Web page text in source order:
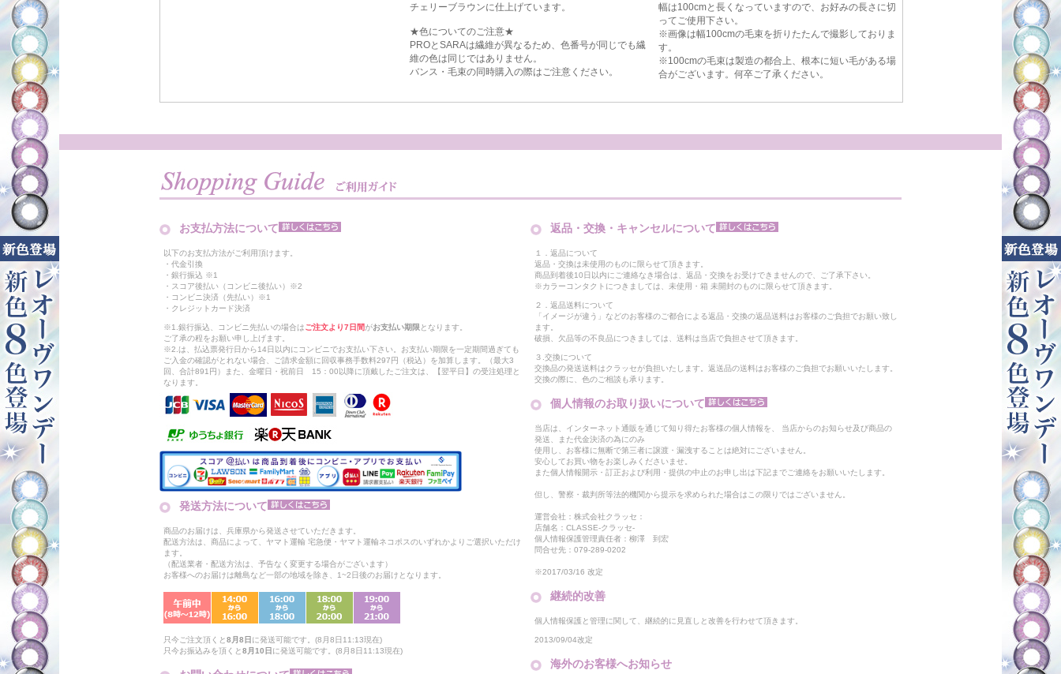
チェリーブラウンに仕上げています。
★色についてのご注意★
PROとSARAは繊維が異なるため、色番号が同じでも繊
維の色は同じではありません。
バンス・毛束の同時購入の際はご注意ください。
幅は100cmと長くなっていますので、お好みの長さに切
ってご使用下さい。
※画像は幅100cmの毛束を折りたたんで撮影しておりま
す。
※100cmの毛束は製造の都合上、根本に短い毛がある場
合がございます。何卒ご了承ください。
お支払方法について
以下のお支払方法がご利用頂けます。
・代金引換
・銀行振込 ※1
・スコア後払い（コンビニ後払い）※2
・コンビニ決済（先払い）※1
・クレジットカード決済
※1.銀行振込、コンビニ先払いの場合はご注文より7日間がお支払い期限 となります。
ご了承の程をお願い申し上げます。
※2.は、払込票発行日から14日以内にコンビニでお支払い下さい。お支払い期限を一定期間過ぎても
ご入金の確認がとれない場合、ご請求金額に回収事務手数料297円（税込）を加算します。（最大3
回、合計891円）また、金曜日・祝前日 15：00以降に頂戴したご注文は、【翌平日】の受注処理と
なります。
発送方法について
商品のお届けは、兵庫県から発送させていただきます。
配送方法は、商品によって、ヤマト運輸 宅急便・ヤマト運輸ネコポスのいずれかよりご選択いただけ
ます。
（配送業者・配送方法は、予告なく変更する場合がございます）
お客様へのお届けは離島など一部の地域を除き、1~2日後のお届けとなります。
只今ご注文頂くと8月8日 に発送可能です。(8月8日11:13現在)
只今お振込みを頂くと8月10日 に発送可能です。(8月8日11:13現在)
返品・交換・キャンセルについて
１．返品について
返品・交換は未使用のものに限らせて頂きます。
商品到着後10日以内にご連絡なき場合は、返品・交換をお受けできませんので、ご了承下さい。
※カラーコンタクトにつきましては、未使用・箱 未開封のものに限らせて頂きます。
２．返品送料について
「イメージが違う」などのお客様のご都合による返品・交換の返品送料はお客様のご負担でお願い致し
ます。
破損、欠品等の不良品につきましては、送料は当店で負担させて頂きます。
３.交換について
交換品の発送送料はクラッセが負担いたします。返送品の送料はお客様のご負担でお願いいたします。
交換の際に、色のご相談も承ります。
個人情報のお取り扱いについて
当店は、インターネット通販を通じて知り得たお客様の個人情報を、 当店からのお知らせ及び商品の
発送、また代金決済の為にのみ
使用し、お客様に無断で第三者に譲渡・漏洩することは絶対にございません。
安心してお買い物をお楽しみくださいませ。
また個人情報開示・訂正および利用・提供の中止のお申し出は下記までご連絡をお願いいたします。
但し、警察・裁判所等法的機関から提示を求められた場合はこの限りではございません。
運営会社：株式会社クラッセ：
店舗名：CLASSE-クラッセ-
個人情報保護管理責任者：柳澤 到宏
問合せ先：079-289-0202
※2017/03/16 改定
継続的改善
個人情報保護と管理に関して、継続的に見直しと改善を行わせて頂きます。
2013/09/04改定
海外のお客様へお知らせ